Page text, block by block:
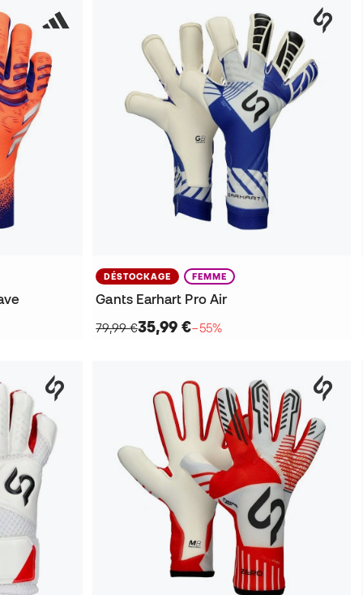
DÉSTOCKAGE FEMME
Gants Earhart Pro Air
79,99 €35,99 €−55%